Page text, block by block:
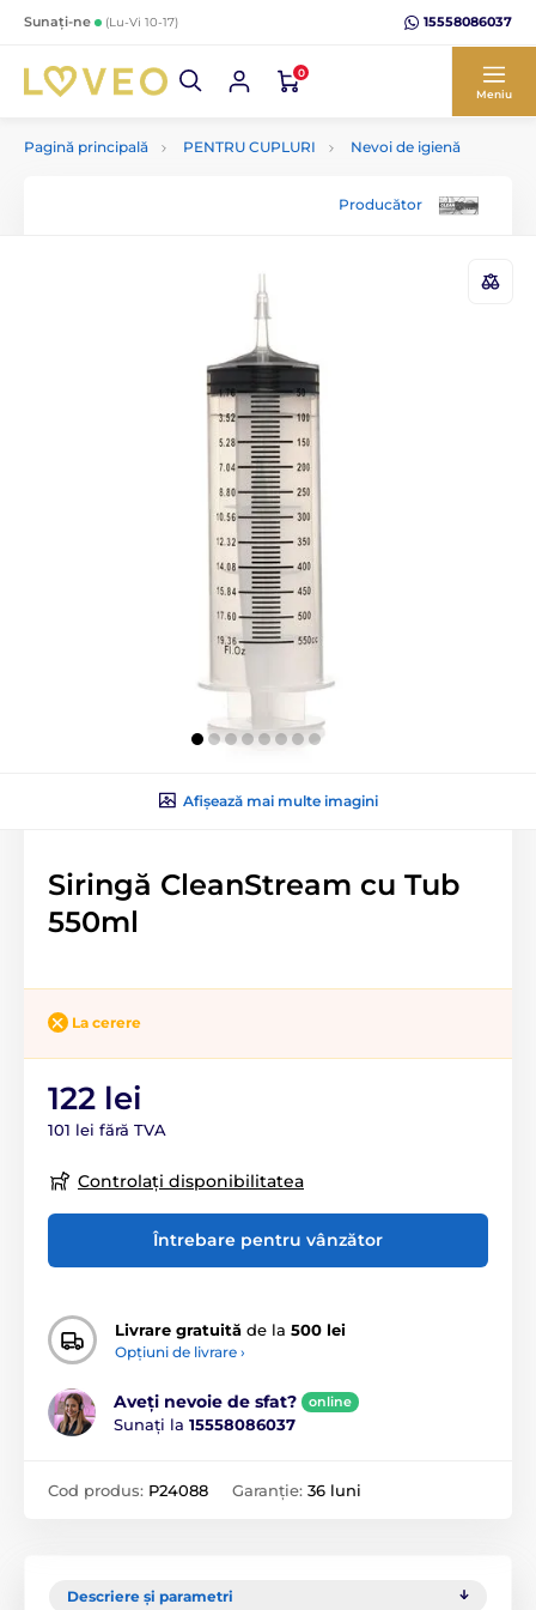
Sunați-ne (Lu-Vi 10-17) 15558086037
0
Meniu
Pagină principală PENTRU CUPLURI Nevoi de igienă
Producător
Afișează mai multe imagini
Siringă CleanStream cu Tub
550ml
La cerere
122 lei
101 lei fără TVA
Controlați disponibilitatea
Întrebare pentru vânzător
Livrare gratuită de la 500 lei
Opțiuni de livrare ›
Aveți nevoie de sfat? online
Sunați la 15558086037
Cod produs: P24088 Garanție: 36 luni
Descriere și parametri